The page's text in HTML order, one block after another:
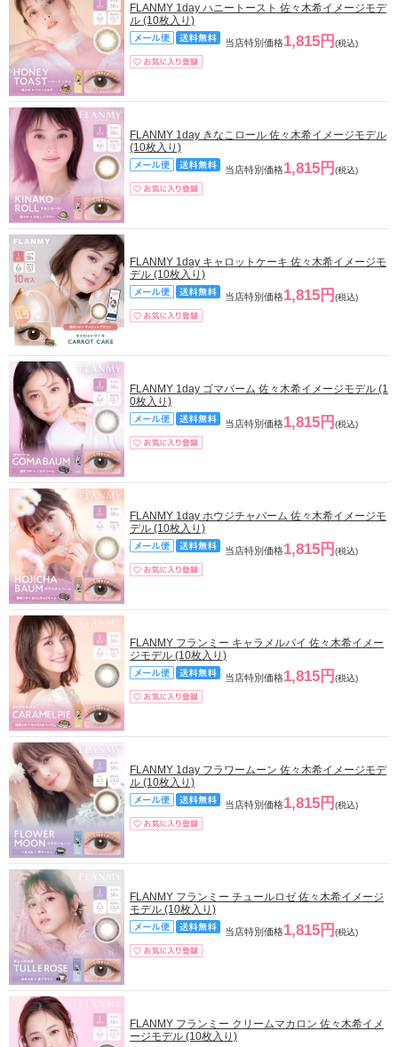
FLANMY 1day ハニートースト 佐々木希イメージモデ
ル (10枚入り)
当店特別価格1,815円 (税込)
FLANMY 1day きなこロール 佐々木希イメージモデル
(10枚入り)
当店特別価格1,815円 (税込)
FLANMY 1day キャロットケーキ 佐々木希イメージモ
デル (10枚入り)
当店特別価格1,815円 (税込)
FLANMY 1day ゴマバーム 佐々木希イメージモデル (1
0枚入り)
当店特別価格1,815円 (税込)
FLANMY 1day ホウジチャバーム 佐々木希イメージモ
デル (10枚入り)
当店特別価格1,815円 (税込)
FLANMY フランミー キャラメルパイ 佐々木希イメー
ジモデル (10枚入り)
当店特別価格1,815円 (税込)
FLANMY 1day フラワームーン 佐々木希イメージモデ
ル (10枚入り)
当店特別価格1,815円 (税込)
FLANMY フランミー チュールロゼ 佐々木希イメージ
モデル (10枚入り)
当店特別価格1,815円 (税込)
FLANMY フランミー クリームマカロン 佐々木希イメ
ージモデル (10枚入り)